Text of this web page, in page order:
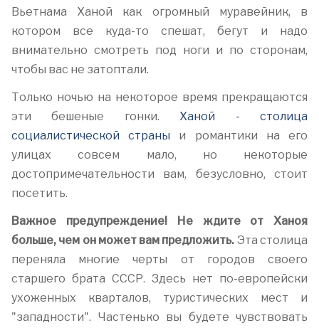
Вьетнама Ханой как огромный муравейник, в
котором все куда-то спешат, бегут и надо
внимательно смотреть под ноги и по сторонам,
чтобы вас не затоптали.
Только ночью на некоторое время прекращаются
эти бешеные гонки. Ханой - столица
социалистической страны и романтики на его
улицах совсем мало, но некоторые
достопримечательности вам, безусловно, стоит
посетить.
Важное предупреждение! Не ждите от Ханоя
больше, чем он может вам предложить. Эта столица
переняла многие черты от городов своего
старшего брата СССР. Здесь нет по-европейски
ухоженных кварталов, туристических мест и
"западности". Частенько вы будете чувствовать